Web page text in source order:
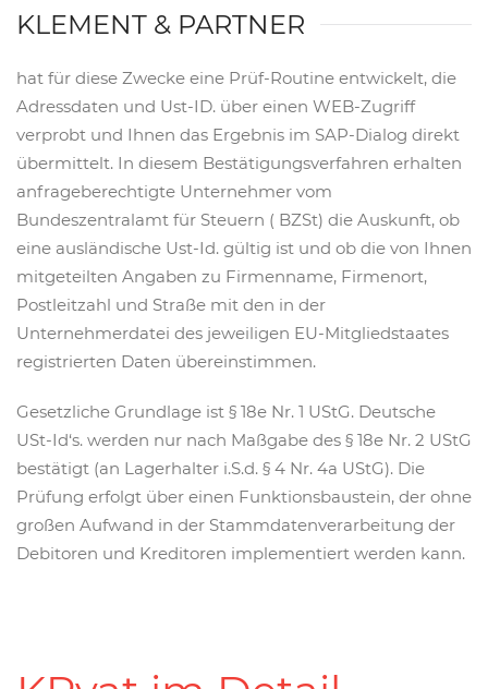
KLEMENT & PARTNER
hat für diese Zwecke eine Prüf-Routine entwickelt, die
Adressdaten und Ust-ID. über einen WEB-Zugriff
verprobt und Ihnen das Ergebnis im SAP-Dialog direkt
übermittelt. In diesem Bestätigungsverfahren erhalten
anfrageberechtigte Unternehmer vom
Bundeszentralamt für Steuern ( BZSt) die Auskunft, ob
eine ausländische Ust-Id. gültig ist und ob die von Ihnen
mitgeteilten Angaben zu Firmenname, Firmenort,
Postleitzahl und Straße mit den in der
Unternehmerdatei des jeweiligen EU-Mitgliedstaates
registrierten Daten übereinstimmen.
Gesetzliche Grundlage ist § 18e Nr. 1 UStG. Deutsche
USt-Id‘s. werden nur nach Maßgabe des § 18e Nr. 2 UStG
bestätigt (an Lagerhalter i.S.d. § 4 Nr. 4a UStG). Die
Prüfung erfolgt über einen Funktionsbaustein, der ohne
großen Aufwand in der Stammdatenverarbeitung der
Debitoren und Kreditoren implementiert werden kann.